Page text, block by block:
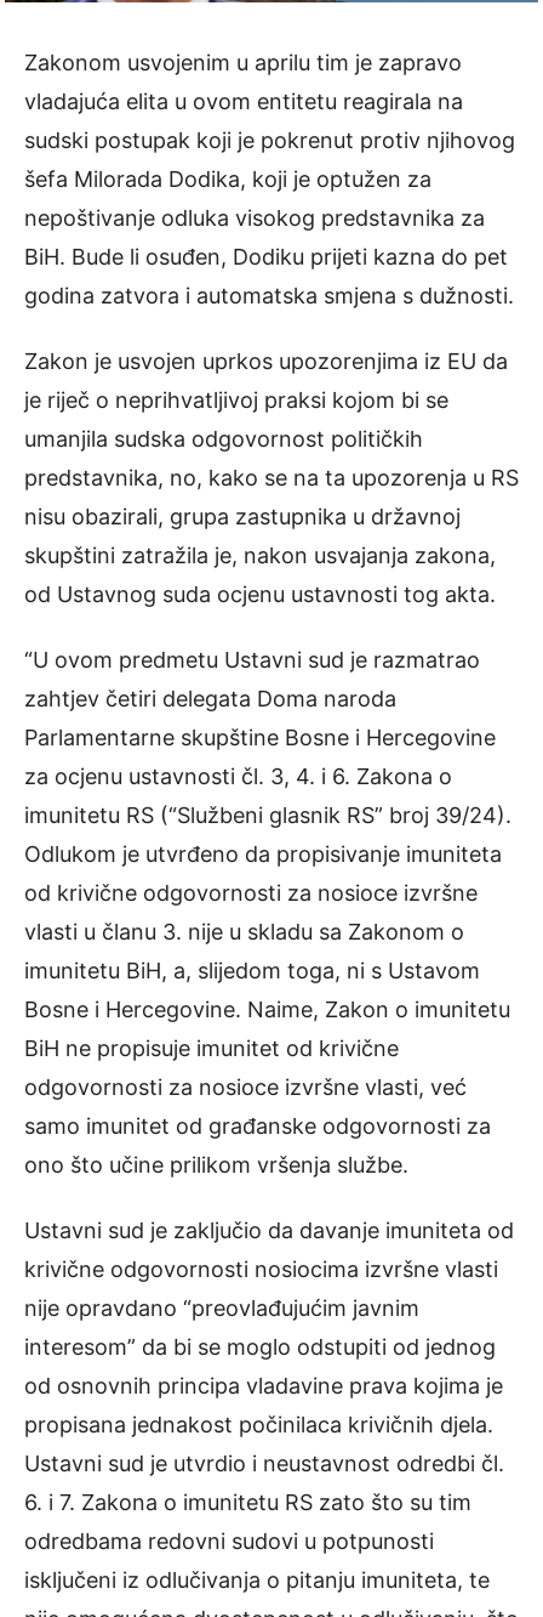
Zakonom usvojenim u aprilu tim je zapravo
vladajuća elita u ovom entitetu reagirala na
sudski postupak koji je pokrenut protiv njihovog
šefa Milorada Dodika, koji je optužen za
nepoštivanje odluka visokog predstavnika za
BiH. Bude li osuđen, Dodiku prijeti kazna do pet
godina zatvora i automatska smjena s dužnosti.
Zakon je usvojen uprkos upozorenjima iz EU da
je riječ o neprihvatljivoj praksi kojom bi se
umanjila sudska odgovornost političkih
predstavnika, no, kako se na ta upozorenja u RS
nisu obazirali, grupa zastupnika u državnoj
skupštini zatražila je, nakon usvajanja zakona,
od Ustavnog suda ocjenu ustavnosti tog akta.
“U ovom predmetu Ustavni sud je razmatrao
zahtjev četiri delegata Doma naroda
Parlamentarne skupštine Bosne i Hercegovine
za ocjenu ustavnosti čl. 3, 4. i 6. Zakona o
imunitetu RS (“Službeni glasnik RS” broj 39/24).
Odlukom je utvrđeno da propisivanje imuniteta
od krivične odgovornosti za nosioce izvršne
vlasti u članu 3. nije u skladu sa Zakonom o
imunitetu BiH, a, slijedom toga, ni s Ustavom
Bosne i Hercegovine. Naime, Zakon o imunitetu
BiH ne propisuje imunitet od krivične
odgovornosti za nosioce izvršne vlasti, već
samo imunitet od građanske odgovornosti za
ono što učine prilikom vršenja službe.
Ustavni sud je zaključio da davanje imuniteta od
krivične odgovornosti nosiocima izvršne vlasti
nije opravdano “preovlađujućim javnim
interesom” da bi se moglo odstupiti od jednog
od osnovnih principa vladavine prava kojima je
propisana jednakost počinilaca krivičnih djela.
Ustavni sud je utvrdio i neustavnost odredbi čl.
6. i 7. Zakona o imunitetu RS zato što su tim
odredbama redovni sudovi u potpunosti
isključeni iz odlučivanja o pitanju imuniteta, te